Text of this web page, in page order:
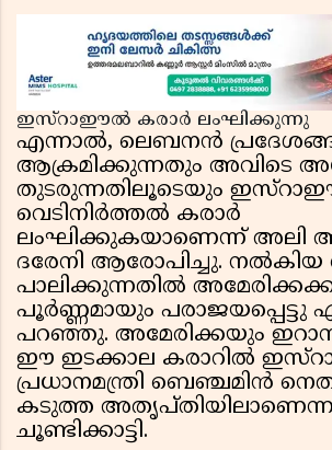
ഇസ്റാഈൽ കരാർ ലംഘിക്കുന്നു
എന്നാൽ, ലെബനൻ
ആക്രമിക്കുന്നതും അവിടെ
തുടരുന്നതിലൂടെയും
വെടിനിർത്തൽ കരാർ
ലംഘിക്കുകയാണെന്ന്
ദരേനി ആരോപിച്ചു. നൽകിയ
പാലിക്കുന്നതിൽ
പൂർണ്ണമായും പരാജയപ്പെട്ടു
പറഞ്ഞു. അമേരിക്കയും
ഈ ഇടക്കാല കരാറിൽ
പ്രധാനമന്ത്രി ബെഞ്ചമിൻ
കടുത്ത
ചൂണ്ടിക്കാട്ടി.